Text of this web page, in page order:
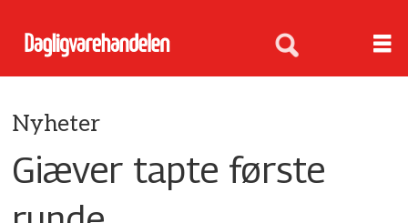
Nyheter
Giæver tapte første